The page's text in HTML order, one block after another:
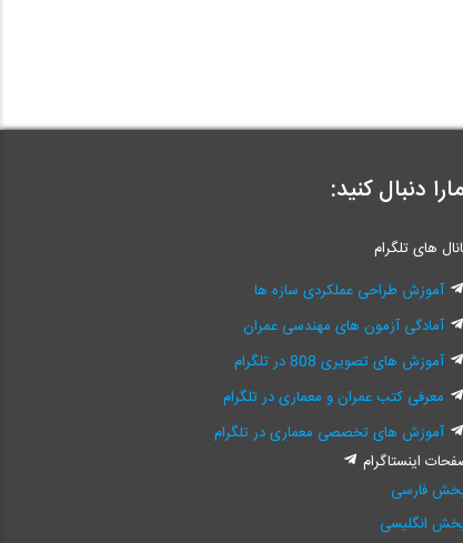
مارا دنبال کنید:
های تلگرام
آموزش طراحی عملکردی سازه ها
آمادگی آزمون های مهندسی عمران
آموزش های تصویری 808 در تلگرام
معرفی کتب عمران و معماری در تلگرام
آموزش های تخصصی معماری در تلگرام
اینستاگرام
فارسی
انگلیسی